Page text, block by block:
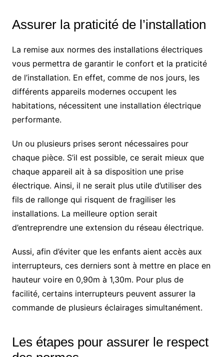
Assurer la praticité de l’installation
La remise aux normes des installations électriques
vous permettra de garantir le confort et la praticité
de l’installation. En effet, comme de nos jours, les
différents appareils modernes occupent les
habitations, nécessitent une installation électrique
performante.
Un ou plusieurs prises seront nécessaires pour
chaque pièce. S’il est possible, ce serait mieux que
chaque appareil ait à sa disposition une prise
électrique. Ainsi, il ne serait plus utile d’utiliser des
fils de rallonge qui risquent de fragiliser les
installations. La meilleure option serait
d’entreprendre une extension du réseau électrique.
Aussi, afin d’éviter que les enfants aient accès aux
interrupteurs, ces derniers sont à mettre en place en
hauteur voire en 0,90m à 1,30m. Pour plus de
facilité, certains interrupteurs peuvent assurer la
commande de plusieurs éclairages simultanément.
Les étapes pour assurer le respect